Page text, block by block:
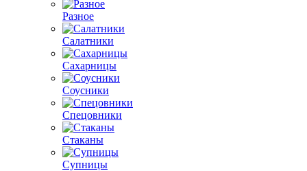
Разное
Салатники
Сахарницы
Соусники
Спецовники
Стаканы
Супницы